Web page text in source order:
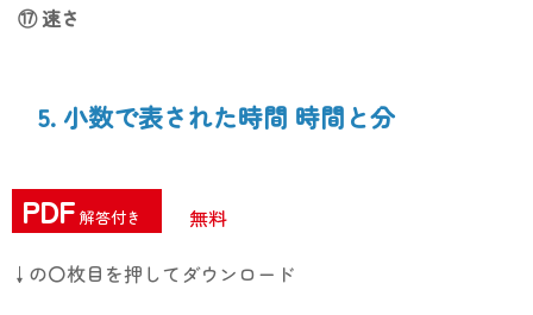
⑰ 速さ
5. 小数で表された時間 時間と分
PDF 解答付き
無料
↓の〇枚目を押してダウンロード